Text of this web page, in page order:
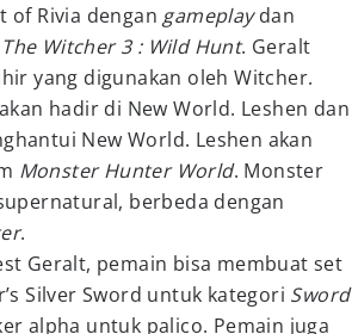
of Rivia dengan gameplaydan
The Witcher 3 : Wild Hunt. Geralt
yang digunakan oleh Witcher.
hadir di New World. Leshen dan
New World. Leshen akan
Monster Hunter World. Monster
berbeda dengan
.
Geralt, pemain bisa membuat set
Silver Sword untuk kategori Sword
alpha untuk palico. Pemain juga